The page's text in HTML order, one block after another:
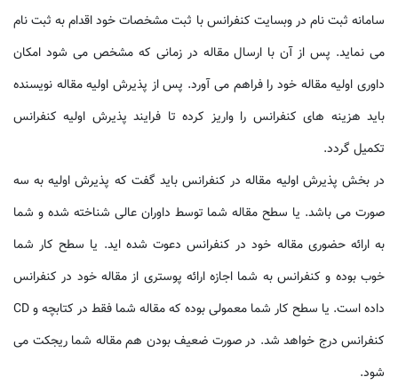
سامانه ثبت نام در وبسایت کنفرانس با ثبت مشخصات خود اقدام به ثبت نام
می نماید. پس از آن با ارسال مقاله در زمانی که مشخص می شود امکان
داوری اولیه مقاله خود را فراهم می آورد. پس از پذیرش اولیه مقاله نویسنده
باید هزینه های کنفرانس را واریز کرده تا فرایند پذیرش اولیه کنفرانس
تکمیل گردد.
در بخش پذیرش اولیه مقاله در کنفرانس باید گفت که پذیرش اولیه به سه
صورت می باشد. یا سطح مقاله شما توسط داوران عالی شناخته شده و شما
به ارائه حضوری مقاله خود در کنفرانس دعوت شده اید. یا سطح کار شما
خوب بوده و کنفرانس به شما اجازه ارائه پوستری از مقاله خود در کنفرانس
داده است. یا سطح کار شما معمولی بوده که مقاله شما فقط در کتابچه و CD
کنفرانس درج خواهد شد. در صورت ضعیف بودن هم مقاله شما ریجکت می
شود.